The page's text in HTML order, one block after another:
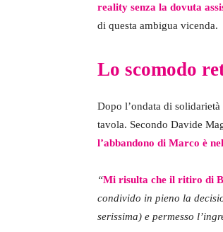
reality senza la dovuta
di questa ambigua vicenda.
Lo scomodo
Dopo l’ondata di
tavola. Secondo Davide
l’abbandono di Marco è
“Mi risulta che il ritiro di
condivido in pieno la
serissima) e permesso